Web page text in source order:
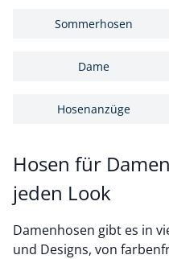
Sommerhosen
Dame
Hosenanzüge
Hosen für
jeden Look
Damenhosen gibt es in
und Designs, von